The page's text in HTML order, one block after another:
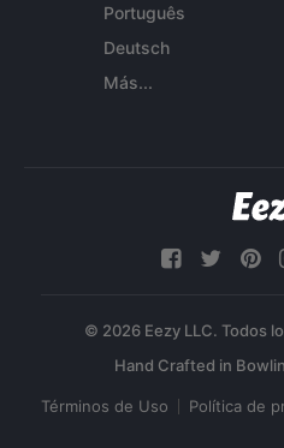
Português
Deutsch
Más...
© 2026 Eezy LLC. Todos
Términos de Uso Política de